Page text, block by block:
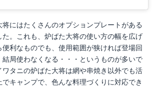
にはたくさんのオプションプレートがある
た。これも、炉ばた大将の使い方の幅を広げ
利なものでも、使用範囲が狭ければ登場回
局使わなくなる・・・というものが多いで
タニの炉ばた大将は網や串焼き以外でも活
キャンプで、色んな料理づくりに対応でき